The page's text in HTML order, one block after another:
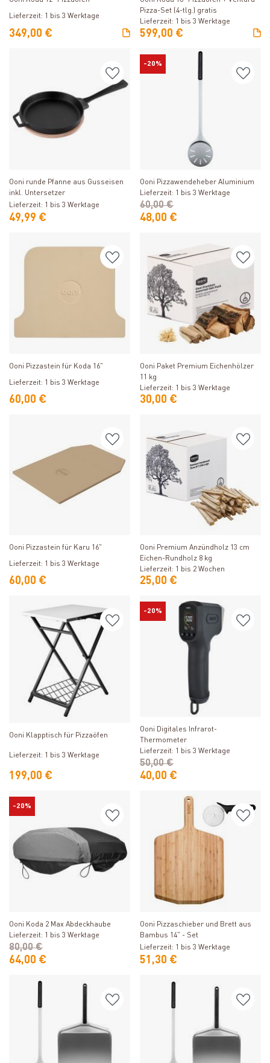
Lieferzeit: 1 bis 3 Werktage
349,00 €
Pizza-Set (4-tlg.) gratis
Lieferzeit: 1 bis 3 Werktage
599,00 €
Ooni runde Pfanne aus Gusseisen
inkl. Untersetzer
Lieferzeit: 1 bis 3 Werktage
49,99 €
-20%
Produkt ansehen
Ooni Pizzawendeheber Aluminium
Lieferzeit: 1 bis 3 Werktage
48,00 €
60,00 €
Ooni Pizzastein für Koda 16"
Lieferzeit: 1 bis 3 Werktage
60,00 €
Produkt ansehen
Ooni Paket Premium Eichenhölzer
11 kg
Lieferzeit: 1 bis 3 Werktage
30,00 €
Ooni Pizzastein für Karu 16"
Lieferzeit: 1 bis 3 Werktage
60,00 €
Produkt ansehen
Ooni Premium Anzündholz 13 cm
Eichen-Rundholz 8 kg
Lieferzeit: 1 bis 2 Wochen
25,00 €
Produkt ansehen
Ooni Klapptisch für Pizzaöfen
Lieferzeit: 1 bis 3 Werktage
199,00 €
-20%
Produkt ansehen
Ooni Digitales Infrarot-
Thermometer
Lieferzeit: 1 bis 3 Werktage
40,00 €
50,00 €
-20%
Ooni Koda 2 Max Abdeckhaube
Lieferzeit: 1 bis 3 Werktage
64,00 €
80,00 €
Produkt ansehen
Ooni Pizzaschieber und Brett aus
Bambus 14" - Set
Lieferzeit: 1 bis 3 Werktage
51,30 €